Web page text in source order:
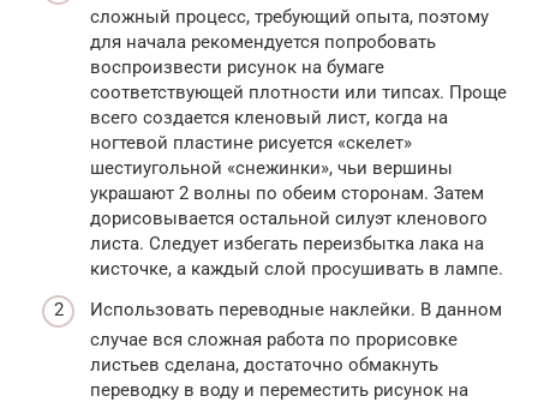
сложный процесс, требующий опыта, поэтому
для начала рекомендуется попробовать
воспроизвести рисунок на бумаге
соответствующей плотности или типсах. Проще
всего создается кленовый лист, когда на
ногтевой пластине рисуется «скелет»
шестиугольной «снежинки», чьи вершины
украшают 2 волны по обеим сторонам. Затем
дорисовывается остальной силуэт кленового
листа. Следует избегать переизбытка лака на
кисточке, а каждый слой просушивать в лампе.
Использовать переводные наклейки. В данном
случае вся сложная работа по прорисовке
листьев сделана, достаточно обмакнуть
переводку в воду и переместить рисунок на